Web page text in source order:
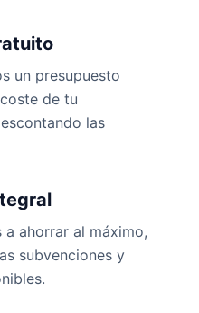
un presupuesto
de tu
las
a ahorrar al máximo,
subvenciones y